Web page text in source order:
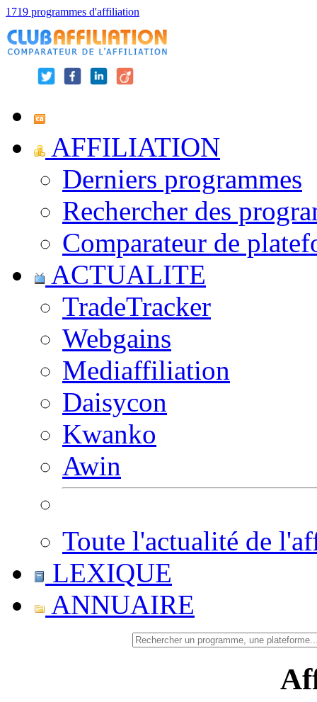
1719 programmes d'affiliation
AFFILIATION
Derniers programmes
Rechercher des
Comparateur de
ACTUALITE
TradeTracker
Webgains
Mediaffiliation
Daisycon
Kwanko
Awin
Toute l'actualité de
LEXIQUE
ANNUAIRE